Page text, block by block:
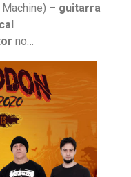
– guitarra
no…